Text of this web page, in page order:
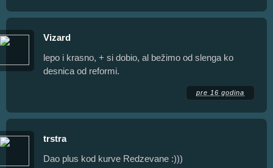
Vizard
lepo i krasno, + si dobio, al bežimo od slenga ko
desnica od reformi.
pre 16 godina
trstra
Dao plus kod kurve Redzevane :)))